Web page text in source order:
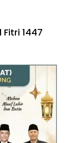
1447